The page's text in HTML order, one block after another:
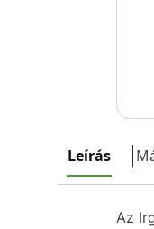
Leírás
Az